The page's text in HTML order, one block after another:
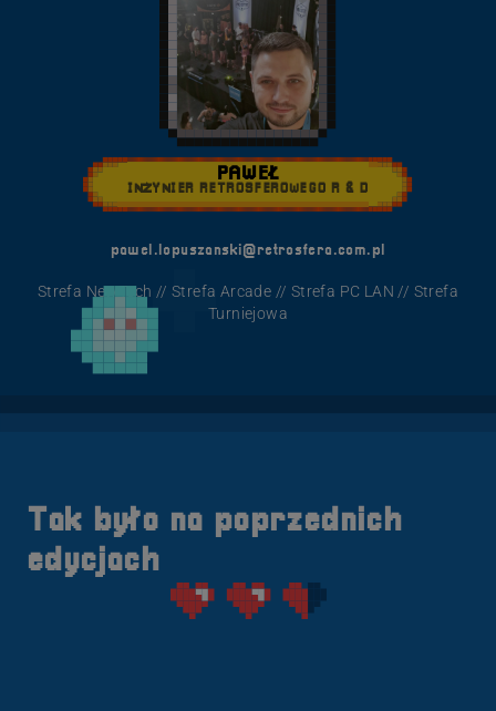
PAWEŁ
INŻYNIER RETROSFEROWEGO R & D
pawel.lopuszanski@retrosfera.com.pl
Strefa NewTech // Strefa Arcade // Strefa PC LAN // Strefa
Turniejowa
Tak było na poprzednich
edycjach